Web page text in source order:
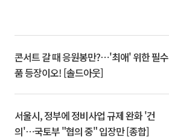
콘서트 갈 때 응원봉만?⋯'최애' 위한 필수
품 등장이오! [솔드아웃]
서울시, 정부에 정비사업 규제 완화 '건
의'⋯국토부 "협의 중" 입장만 [종합]